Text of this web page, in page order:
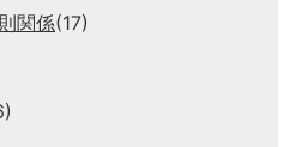
関係(17)